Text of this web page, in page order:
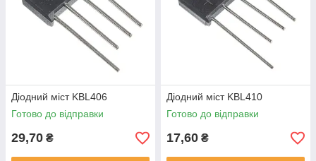
Діодний міст KBL406
Готово до відправки
29,70 ₴
Діодний міст KBL410
Готово до відправки
17,60 ₴